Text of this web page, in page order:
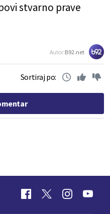
stvarno prave
Autor:B92.net
Sortiraj po: